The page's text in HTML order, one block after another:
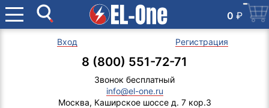
0 ₽
Вход Регистрация
8 (800) 551-72-71
Звонок бесплатный
info@el-one.ru
Москва, Каширское шоссе д. 7 кор.3